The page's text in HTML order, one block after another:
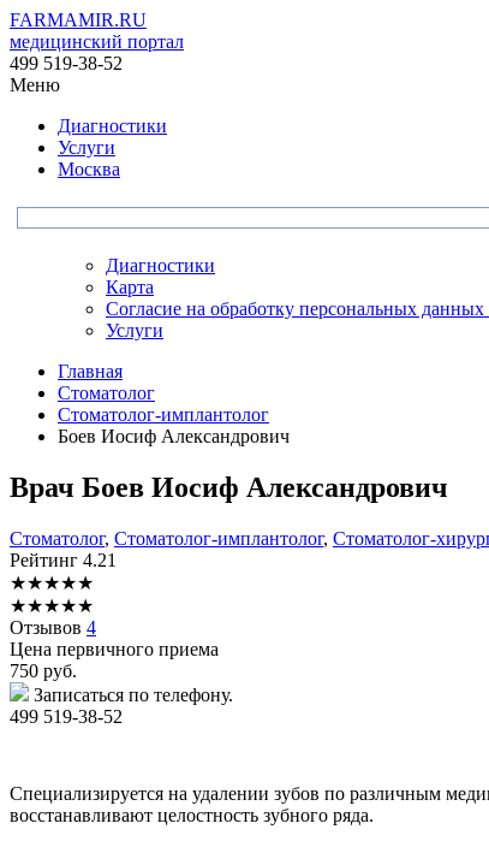
FARMAMIR.RU
медицинский портал
499 519-38-52
Меню
Диагностики
Услуги
Москва
Диагностики
Карта
Согласие на обработку персональных
Услуги
Главная
Стоматолог
Стоматолог-имплантолог
Боев Иосиф Александрович
Врач Боев Иосиф Александрович
Стоматолог, Стоматолог-имплантолог, Стоматолог-
Рейтинг 4.21
★★★★★
★★★★★
Отзывов 4
Цена первичного приема
750 руб.
Записаться по телефону.
499 519-38-52
Специализируется на удалении зубов по различным
восстанавливают целостность зубного ряда.